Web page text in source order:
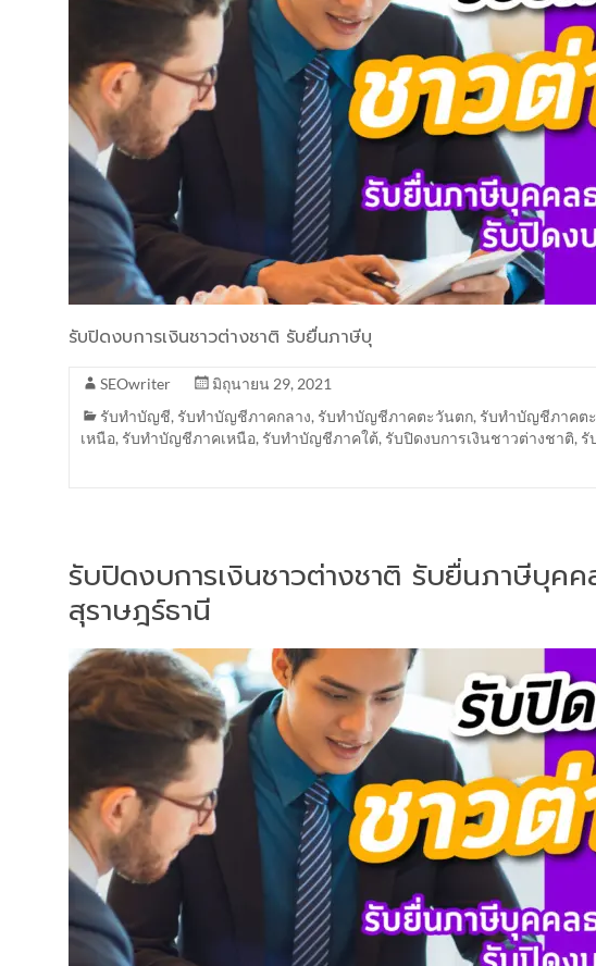
รับปิดงบการเงินชาวต่างชาติ รับยื่นภาษีบุ
SEOwriter
มิถุนายน 29, 2021
รับทำบัญชี, รับทำบัญชีภาคกลาง, รับทำบัญชีภาคตะวันตก, รับทำบัญชีภาคต
เหนือ, รับทำบัญชีภาคเหนือ, รับทำบัญชีภาคใต้, รับปิดงบการเงินชาวต่างชาติ, รั
รับปิดงบการเงินชาวต่างชาติ รับยื่นภาษีบุคค
สุราษฎร์ธานี